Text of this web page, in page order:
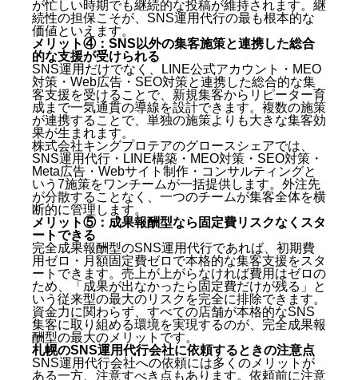
が忙しい時期でも継続的な投稿が維持されます。継
続性の担保こそが、SNS運用代行の最も根本的な
価値といえます。
メリット④：SNS以外の集客施策と連携した総合
的な支援が受けられる
SNS運用だけでなく、LINE公式アカウント・MEO
対策・Web広告・SEO対策と連携した総合的な集
客支援を受けることで、新規集客からリピーター育
成まで一気通貫の導線を設計できます。複数の施策
が連携することで、単独の施策よりも大きな集客効
果が生まれます。
株式会社キングプロテアのグロースシェアでは、
SNS運用代行・LINE構築・MEO対策・SEO対策・
Meta広告・Webサイト制作・コンサルティングと
いう7施策をワンチームが一括提供します。外注先
が分散することなく、一つのチームが集客全体を横
断的に管理します。
メリット⑤：成果報酬型なら固定費リスクなくスタ
ートできる
完全成果報酬型のSNS運用代行であれば、初期費
用ゼロ・月額固定費ゼロで本格的な集客支援をスタ
ートできます。売上が上がらなければ費用はゼロの
ため、「成果が出なかったら固定費だけが残る」と
いう従来型の最大のリスクを完全に排除できます。
資金力に関わらず、すべての店舗が本格的なSNS
集客に取り組める環境を実現するのが、完全成果報
酬型の最大のメリットです。
札幌のSNS運用代行会社に依頼するときの注意点
SNS運用代行会社への依頼には多くのメリットが
ある一方、注意すべき点もあります。依頼前に注意